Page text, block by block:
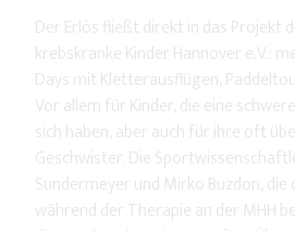
Der Erlös fließt direkt in das Projekt
krebskranke Kinder Hannover e.V.:
Days mit Kletterausflügen,
Vor allem für Kinder, die eine
sich haben, aber auch für ihre oft
Geschwister. Die
Sundermeyer und Mirko Buzdon, die
während der Therapie an der MHH